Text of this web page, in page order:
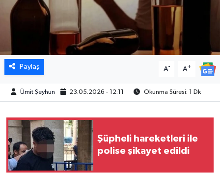
Paylaş A- A+
Ümit Şeyhun 23.05.2026 - 12:11 Okunma Süresi: 1 Dk
Şüpheli hareketleri ile
polise şikayet edildi